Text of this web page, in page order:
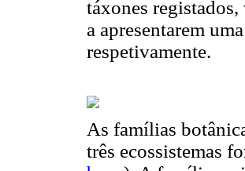
táxones
a apresentarem
respetivamente.
As famílias
três ecossistemas